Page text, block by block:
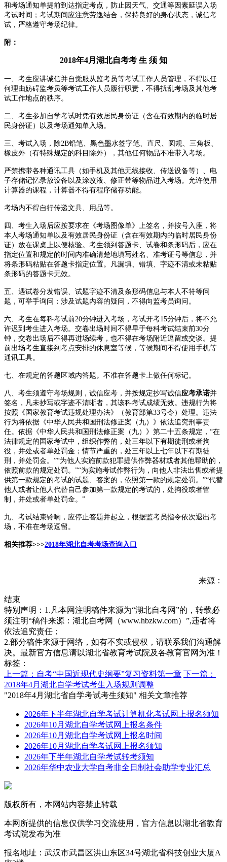
和考场通知单提前到达指定考点，防止因天气、交通等因素延误入场
考试时间；考试期间应注意劳逸结合，保持良好的身心状态，诚信考
试，严格遵守考场纪律。
附：
2018年4月湖北自考考 生 须 知
一、考生应讲诚信并自觉服从监考员等考试工作人员管理，不得以任
何理由妨碍监考员等考试工作人员履行职责，不得扰乱考场及其他考
试工作地点的秩序。
二、考生参加自学考试时凭有效居民身份证（含在有效期内的临时居
民身份证）以及考场通知单入场。
三、考试入场，除2B铅笔、黑色墨水签字笔、直尺、圆规、三角板、
橡皮外（有特殊规定的科目除外），其他任何物品不准带入考场。
严禁携带各种通讯工具（如手机及其他无线接收、传送设备等）、电
子存储记忆录放设备以及涂改液、修正带等物品进入考场。允许使用
计算器的课程，计算器不得有程序储存功能。
考场内不得自行传递文具、用品等。
四、考生入场后应按要求在《考场图像单》上签名，并按号入座，将
本人考场通知单以及有效居民身份证（含在有效期内的临时居民身份
证）放在课桌上以便核验。考生领到答题卡、试卷和条形码后，应在
指定位置和规定的时间内准确清楚地填写姓名、准考证号等信息，并
将条形码粘贴在答题卡指定位置。凡漏填、错填、字迹不清或未粘贴
条形码的答题卡无效。
五、遇试卷分发错误、试题字迹不清及条形码信息与本人不符等问
题，可举手询问；涉及试题内容的疑问，不得向监考员询问。
六、考生在每科考试前20分钟进入考场，考试开考15分钟后，将不允
许迟到考生进入考场。交卷出场时间不得早于每科考试结束前30分
钟，交卷出场后不得再进场续考，也不得在考场附近逗留或交谈。提
前出场考生直接到考点安排的休息室等候，等候期间不得使用手机等
通讯工具。
七、在规定的答题区域内答题。不准在答题卡上做任何标记。
八、考生须遵守考场规则，诚信应考，并按规定抄写诚信应考承诺并
签名，凡未抄写或字迹不清晰者，其该科考试成绩无效。违规行为将
按照《国家教育考试违规处理办法》（教育部第33号令）处理。违法
行为将依据《中华人民共和国刑法修正案（九）》依法追究刑事责
任。依据《中华人民共和国刑法修正案（九）》第二十五条规定，“在
法律规定的国家考试中，组织作弊的，处三年以下有期徒刑或者拘
役，并处或者单处罚金；情节严重的，处三年以上七年以下有期徒
刑，并处罚金。”“为他人实施前款犯罪提供作弊器材或者其他帮助的，
依照前款的规定处罚。”“为实施考试作弊行为，向他人非法出售或者提
供第一款规定的考试的试题、答案的，依照第一款的规定处罚。”“代替
他人或者让他人代替自己参加第一款规定的考试的，处拘役或者管
制，并处或者单处罚金。”
九、考试结束铃响，应停止答题并起立，根据监考员指令依次退出考
场，不准在考场逗留。
相关推荐>>>2018年湖北自考考场查询入口
来源：
结束
特别声明：1.凡本网注明稿件来源为“湖北自考网”的，转载必
须注明“稿件来源：湖北自考网（www.hbzkw.com）”,违者将
依法追究责任；
2.部分稿件来源于网络，如有不实或侵权，请联系我们沟通解
决。最新官方信息请以湖北省教育考试院及各教育官网为准！
标签：
上一篇：自考“中国近现代史纲要”复习资料第一章 下一篇：
2018年4月湖北自学考试考生入场规则调整
"2018年4月湖北省自学考试考生须知" 相关文章推荐
2026年下半年湖北自学考试计算机化考试网上报名须知
2026年10月湖北自学考试网上报名条件
2026年10月湖北自学考试网上报名时间
2026年10月湖北自学考试网上报名须知
2026年下半年湖北自学考试转考须知
2026年华中农业大学自考非全日制社会助学专业汇总
版权所有，本网站内容禁止转载
本网所提供的信息仅供学习交流使用，官方信息以湖北省教育
考试院发布为准
报名地址：武汉市武昌区洪山东区34号湖北省科技创业大厦A